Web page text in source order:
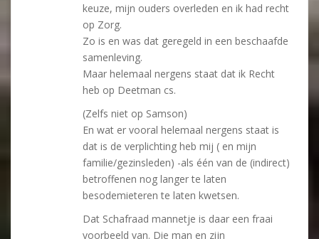
keuze, mijn ouders overleden en ik had recht
op Zorg.
Zo is en was dat geregeld in een beschaafde
samenleving.
Maar helemaal nergens staat dat ik Recht
heb op Deetman cs.
(Zelfs niet op Samson)
En wat er vooral helemaal nergens staat is
dat is de verplichting heb mij ( en mijn
familie/gezinsleden) -als één van de (indirect)
betroffenen nog langer te laten
besodemieteren te laten kwetsen.
Dat Schafraad mannetje is daar een fraai
voorbeeld van. Die man en zijn